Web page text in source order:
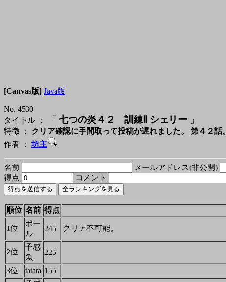
[Canvas版] Java版
No. 4530
タイトル ：
「 七つの炎４２ 訓練Ⅱ シェリー 」
特徴 ： クリア確認に手間取って投稿が遅れました。 第４２話
作者 ： 坊主
名前 メールアドレス(非公開)
得点
コメント
順位 名前 得点
1位
ポー
ル
245 クリア不可能。
2位
予感
魚
225
3位 tatata 155